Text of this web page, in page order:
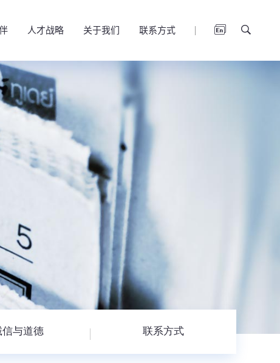
人才战略 关于我们 联系方式
信与道德 联系方式